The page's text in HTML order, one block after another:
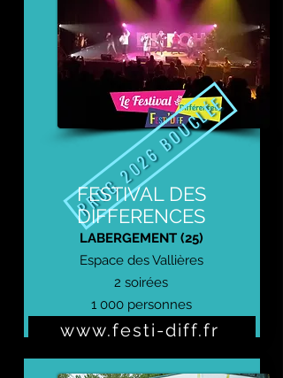
PROG 2026 BOUCLÉE
FESTIVAL DES
DIFFERENCES
LABERGEMENT (25)
Espace des Vallières
2 soirées
1 000 personnes
www.festi-diff.fr